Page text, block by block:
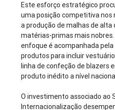
Este esforço estratégico
uma posição competitiva nos
a produção de malhas de
matérias-primas mais
enfoque é acompanhada
produtos para incluir
linha de confeção de blazers
produto inédito a nível
O investimento associado ao
Internacionalização